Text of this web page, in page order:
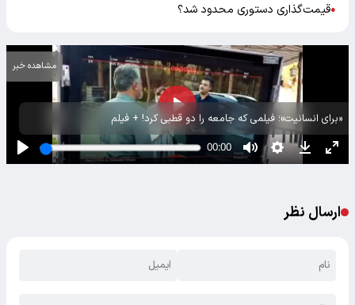
●قیمت‌گذاری دستوری محدود شد؟
«برای انسانیت»؛ فیلمی که جامعه را دو قطبی کرد! + فیلم
مشاهده خبر
ارسال نظر